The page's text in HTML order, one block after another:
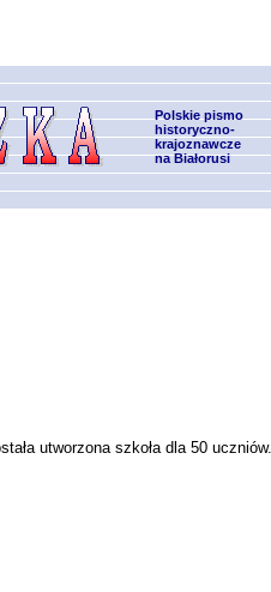
Polskie pismo
historyczno-
krajoznawcze
na Białorusi
utworzona szkoła dla 50 uczniów.